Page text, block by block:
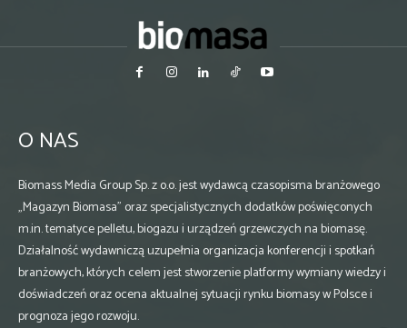
O NAS
Biomass Media Group Sp. z o.o. jest wydawcą czasopisma branżowego
„Magazyn Biomasa” oraz specjalistycznych dodatków poświęconych
m.in. tematyce pelletu, biogazu i urządzeń grzewczych na biomasę.
Działalność wydawniczą uzupełnia organizacja konferencji i spotkań
branżowych, których celem jest stworzenie platformy wymiany wiedzy i
doświadczeń oraz ocena aktualnej sytuacji rynku biomasy w Polsce i
prognoza jego rozwoju.